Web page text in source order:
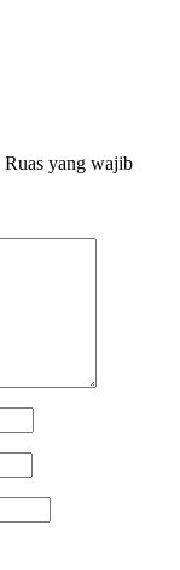
Ruas yang wajib